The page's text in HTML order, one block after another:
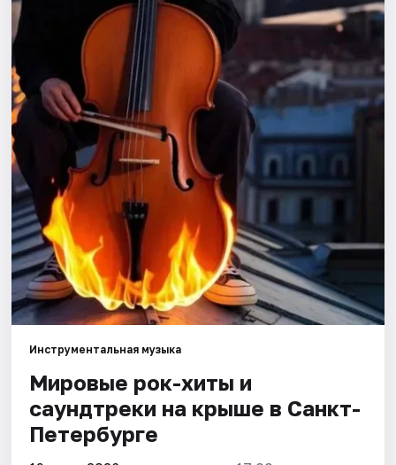
Площадки
Артисты
Рейтинги
Инструментальная музыка
Мировые рок-хиты и
саундтреки на крыше в Санкт-
Петербурге